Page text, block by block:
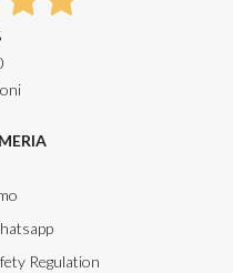
Regulation